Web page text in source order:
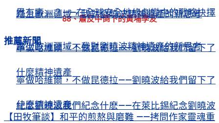
踏上歐洲疆域，我對劉曉波精神遺產的新思考
寧做哈維爾，不做昆德拉——劉曉波給我們留下了
什麼精神遺產
紀念劉曉波我們紀念什麽——在萊比錫紀念劉曉波
界有事」？——在全球安全地緣劇變中的戰略抉擇
踏上歐洲疆域，我對劉曉波精神遺產的新思考
寧做哈維爾，不做昆德拉——劉曉波給我們留下了
什麼精神遺產
88、肅反中倒下的黃埔學友
推薦新聞
【田牧筆談】和平的煎熬與磨難 ——拷問作家靈魂重